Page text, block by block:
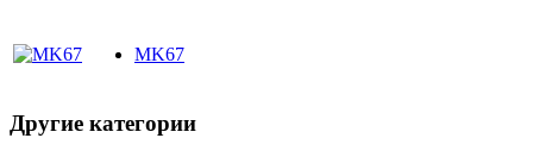
MK67
Другие категории